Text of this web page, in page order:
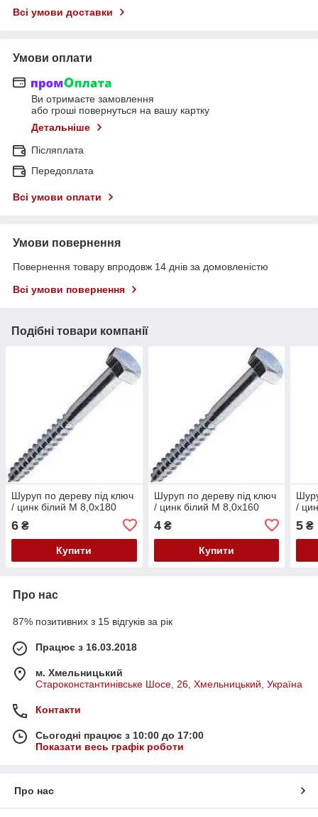
Всі умови доставки
Умови оплати
Ви отримаєте замовлення
або гроші повернуться на вашу картку
Детальніше
Післяплата
Передоплата
Всі умови оплати
Умови повернення
Повернення товару впродовж 14 днів за домовленістю
Всі умови повернення
Подібні товари компанії
Шуруп по дереву під ключ
/ цинк білий М 8,0х180
6 ₴
Купити
Шуруп по дереву під ключ
/ цинк білий М 8,0х160
4₴
Купити
/
5 ₴
Про нас
87% позитивних з 15 відгуків за рік
Працює з 16.03.2018
м. Хмельницький
Староконстантинівське Шосе, 26, Хмельницький, Україна
Контакти
Сьогодні працює з 10:00 до 17:00
Показати весь графік роботи
Про нас